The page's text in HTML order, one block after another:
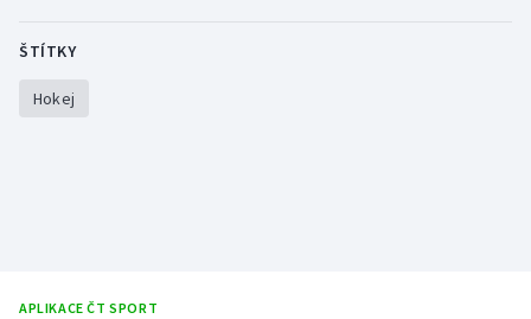
Gymnastika
Házená
ŠTÍTKY
Hokej
APLIKACE ČT SPORT